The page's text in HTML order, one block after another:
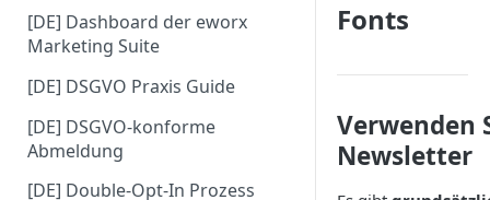
[DE] Dashboard der eworx
Marketing Suite
[DE] DSGVO Praxis Guide
[DE] DSGVO-konforme
Abmeldung
[DE] Double-Opt-In Prozess
Fonts
Verwenden
Newsletter